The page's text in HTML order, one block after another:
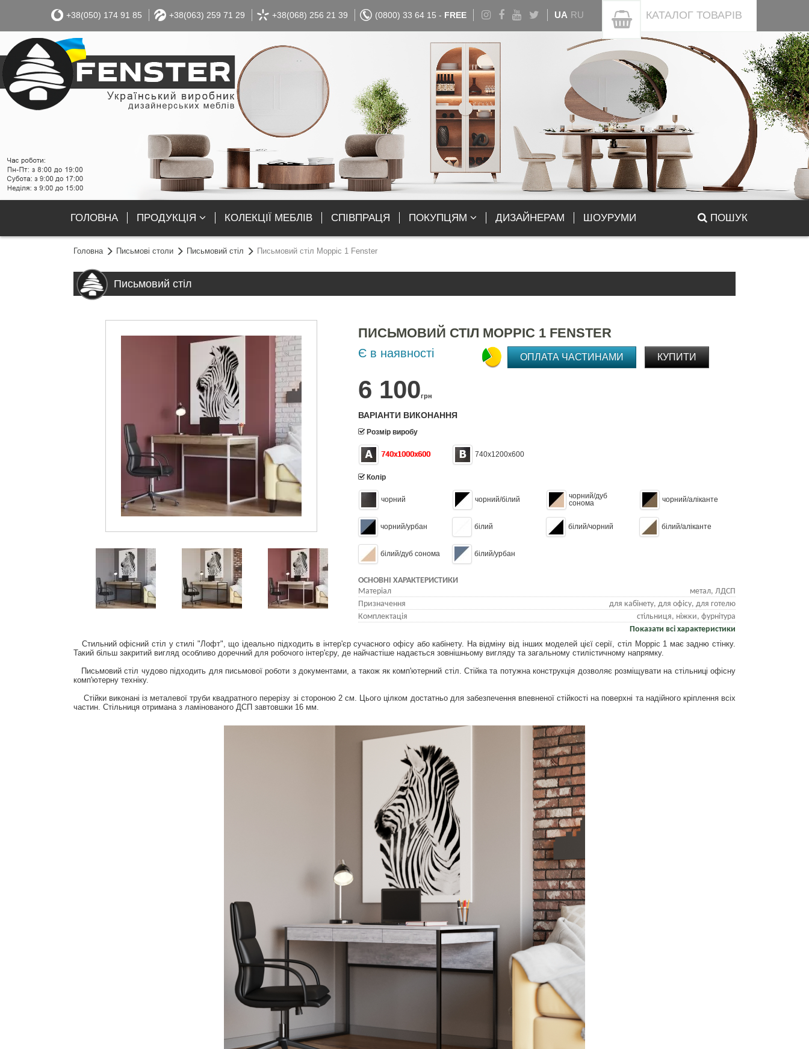
+38(050) 174 91 85 +38(063) 259 71 29 +38(068) 256 21 39 (0800) 33 64 15 - FREE UA RU КАТАЛОГ ТОВАРІВ
ГОЛОВНА ПРОДУКЦІЯ КОЛЕКЦІЇ МЕБЛІВ СПІВПРАЦЯ ПОКУПЦЯМ ДИЗАЙНЕРАМ ШОУРУМИ ПОШУК
Головна Письмові столи Письмовий стіл Письмовий стіл Морріс 1 Fenster
Письмовий стіл
ПИСЬМОВИЙ СТІЛ МОРРІС 1 FENSTER
Є в наявності
6 100грн
ОПЛАТА ЧАСТИНАМИ КУПИТИ
ВАРІАНТИ ВИКОНАННЯ
Розмір виробу
740х1000х600 740х1200х600
Колір
чорний чорний/білий
чорний/дуб
сонома
чорний/аліканте
чорний/урбан білий білий/чорний білий/аліканте
білий/дуб сонома білий/урбан
ОСНОВНІ ХАРАКТЕРИСТИКИ
Матеріал
метал, ЛДСП
Призначення
для кабінету, для офісу, для готелю
Комплектація
стільниця, ніжки, фурнітура
Показати всі характеристики
Стильний офісний стіл у стилі "Лофт", що ідеально підходить в інтер'єр сучасного офісу або кабінету. На відміну від інших моделей цієї серії, стіл Морріс 1 має задню стінку.
Такий більш закритий вигляд особливо доречний для робочого інтер'єру, де найчастіше надається зовнішньому вигляду та загальному стилістичному напрямку.
Письмовий стіл чудово підходить для письмової роботи з документами, а також як комп'ютерний стіл. Стійка та потужна конструкція дозволяє розміщувати на стільниці офісну
комп'ютерну техніку.
Стійки виконані із металевої труби квадратного перерізу зі стороною 2 см. Цього цілком достатньо для забезпечення впевненої стійкості на поверхні та надійного кріплення всіх
частин. Стільниця отримана з ламінованого ДСП завтовшки 16 мм.